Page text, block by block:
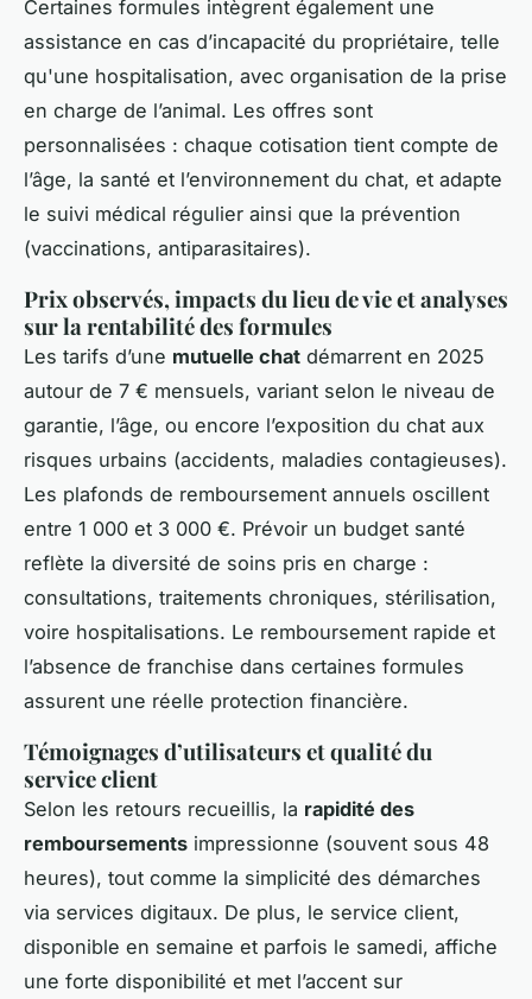
Certaines formules intègrent également une
assistance en cas d’incapacité du propriétaire, telle
qu'une hospitalisation, avec organisation de la prise
en charge de l’animal. Les offres sont
personnalisées : chaque cotisation tient compte de
l’âge, la santé et l’environnement du chat, et adapte
le suivi médical régulier ainsi que la prévention
(vaccinations, antiparasitaires).
Prix observés, impacts du lieu de vie et analyses
sur la rentabilité des formules
Les tarifs d’une mutuelle chat démarrent en 2025
autour de 7 € mensuels, variant selon le niveau de
garantie, l’âge, ou encore l’exposition du chat aux
risques urbains (accidents, maladies contagieuses).
Les plafonds de remboursement annuels oscillent
entre 1 000 et 3 000 €. Prévoir un budget santé
reflète la diversité de soins pris en charge :
consultations, traitements chroniques, stérilisation,
voire hospitalisations. Le remboursement rapide et
l’absence de franchise dans certaines formules
assurent une réelle protection financière.
Témoignages d’utilisateurs et qualité du
service client
Selon les retours recueillis, la rapidité des
remboursements impressionne (souvent sous 48
heures), tout comme la simplicité des démarches
via services digitaux. De plus, le service client,
disponible en semaine et parfois le samedi, affiche
une forte disponibilité et met l’accent sur